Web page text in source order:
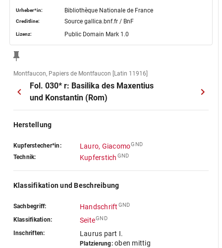
Urheber*in: Bibliothèque Nationale de France
Creditline: Source gallica.bnf.fr / BnF
Lizenz: Public Domain Mark 1.0
Montfaucon, Papiers de Montfaucon [Latin 11916]
Fol. 030* r: Basilika des Maxentius
und Konstantin (Rom)
Herstellung
Kupferstecher*in: Lauro, GiacomoGND
Technik: Kupferstich GND
Klassifikation und Beschreibung
Sachbegriff: Handschrift GND
Klassifikation: SeiteGND
Inschriften: Laurus part I.
Platzierung:oben mittig